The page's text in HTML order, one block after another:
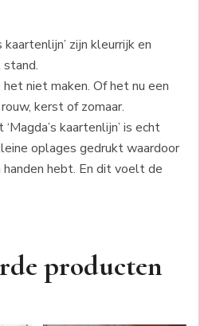
kaartenlijn’ zijn kleurrijk en
niet maken. Of het nu een
kerst of zomaar.
kaartenlijn’ is echt
oplages gedrukt waardoor
hebt. En dit voelt de
producten